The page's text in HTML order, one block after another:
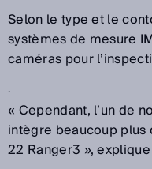
Selon le type et le
systèmes de mesure
caméras pour
.
« Cependant, l’un de
intègre beaucoup
22 Ranger3 »,